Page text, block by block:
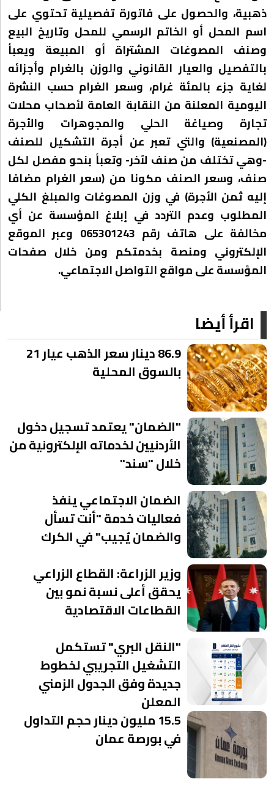
ذهبية، والحصول على فاتورة تفصيلية تحتوي على
اسم المحل أو الخاتم الرسمي للمحل وتاريخ البيع
وصنف المصوغات المشتراة أو المبيعة ويعبأ
بالتفصيل والعيار القانوني والوزن بالغرام وأجزائه
لغاية جزء بالمئة غرام، وسعر الغرام حسب النشرة
اليومية المعلنة من النقابة العامة لأصحاب محلات
تجارة وصياغة الحلي والمجوهرات والأجرة
(المصنعية) والتي تعبر عن أجرة التشكيل للصنف
-وهي تختلف من صنف لآخر- وتعبأ بنحو مفصل لكل
صنف، وسعر الصنف مكونا من (سعر الغرام مضافا
إليه ثمن الأجرة) في وزن المصوغات والمبلغ الكلي
المطلوب وعدم التردد في إبلاغ المؤسسة عن أي
مخالفة على هاتف رقم 065301243 وعبر الموقع
الإلكتروني ومنصة بخدمتكم ومن خلال صفحات
المؤسسة على مواقع التواصل الاجتماعي.
اقرأ أيضا
86.9 دينار سعر الذهب عيار 21
بالسوق المحلية
"الضمان" يعتمد تسجيل دخول
الأردنيين لخدماته الإلكترونية من
خلال "سند"
الضمان الاجتماعي ينفذ
فعاليات خدمة "أنت تسأل
والضمان يُجيب" في الكرك
وزير الزراعة: القطاع الزراعي
يحقق أعلى نسبة نمو بين
القطاعات الاقتصادية
"النقل البري" تستكمل
التشغيل التجريبي لخطوط
جديدة وفق الجدول الزمني
المعلن
15.5 مليون دينار حجم التداول
في بورصة عمان